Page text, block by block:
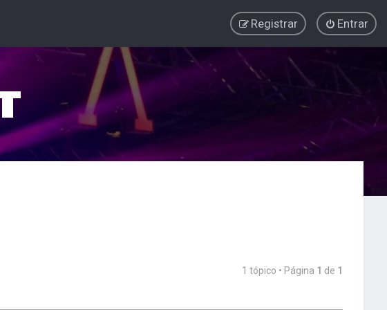
Entrar
Registrar
1 tópico • Página 1 de 1